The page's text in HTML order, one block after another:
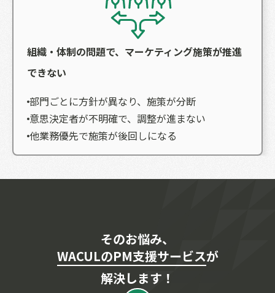
組織・体制の問題で、マーケティング施策が推進
できない
部門ごとに方針が異なり、施策が分断
意思決定者が不明確で、調整が進まない
他業務優先で施策が後回しになる
そのお悩み、
WACULのPM支援サービスが
解決します！